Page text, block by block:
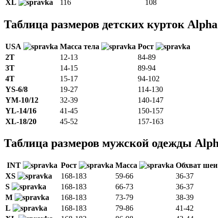
XL 116 108
Таблица размеров детских курток
USA Масса тела
Рост
2T
12-13
84-89
3T
14-15
89-94
4T
15-17
94-102
YS-6/8
19-27
114-130
YM-10/12
32-39
140-147
YL-14/16
41-45
150-157
XL-18/20
45-52 157-163
Таблица размеров мужской одежды
INT Рост Масса
Обхват
XS
168-183 59-66
36-37
S
168-183 66-73
36-37
M
168-183 73-79
38-39
L
168-183 79-86
41-42